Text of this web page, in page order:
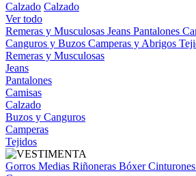
Calzado Calzado
Ver todo
Remeras y Musculosas Jeans Pantalones
Canguros y Buzos Camperas y Abrigos
Remeras y Musculosas
Jeans
Pantalones
Camisas
Calzado
Buzos y Canguros
Camperas
Tejidos
Gorros Medias Riñoneras BóxerCinturones